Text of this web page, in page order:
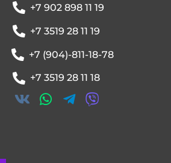
+7 902 898 11 19
+7 3519 28 11 19
+7 (904)-811-18-78
+7 3519 28 11 18